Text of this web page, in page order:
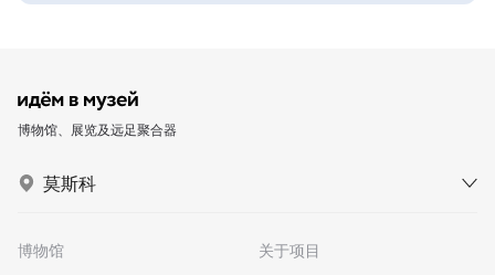
博物馆、展览及远足聚合器
莫斯科
博物馆
关于项目